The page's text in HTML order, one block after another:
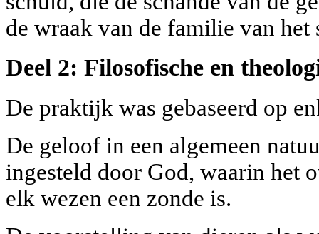
de wraak van de familie van
Deel 2: Filosofische en
De praktijk was gebaseerd op
De geloof in een algemeen
ingesteld door God, waarin het
elk wezen een zonde is.